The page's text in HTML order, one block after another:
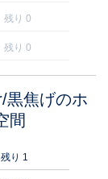
残り 0
残り 0
黒焦げのホ
間
残り 1